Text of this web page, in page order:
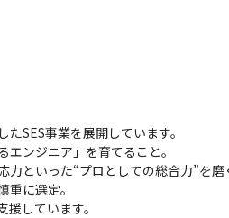
SES事業を展開しています。
ンジニア」を育てること。
といった“プロとしての総合力”を
に選定。
しています。